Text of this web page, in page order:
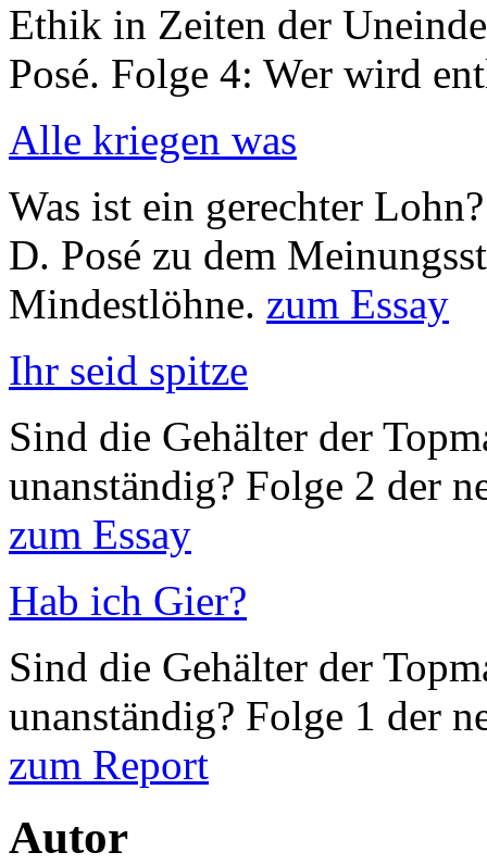
Ethik in Zeiten der
Posé. Folge 4: Wer wird
Alle kriegen was
Was ist ein gerechter
D. Posé zu dem
Mindestlöhne. zum Essay
Ihr seid spitze
Sind die Gehälter der
unanständig? Folge 2 der
zum Essay
Hab ich Gier?
Sind die Gehälter der
unanständig? Folge 1 der
zum Report
Autor